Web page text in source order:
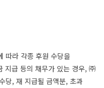
따라 각종 후원 수당을
지급 등의 채무가 있는 경우, ㈜
당, 재 지급될 금액분, 초과